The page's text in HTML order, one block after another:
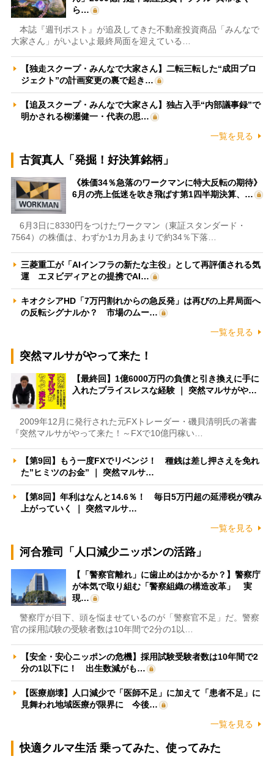
ら…
本誌『週刊ポスト』が追及してきた不動産投資商品「みんなで
大家さん」がいよいよ最終局面を迎えている…
【独走スクープ・みんなで大家さん】二転三転した“成田プロ
ジェクト”の計画変更の裏で起き…
【追及スクープ・みんなで大家さん】独占入手“内部議事録”で
明かされる柳瀬健一・代表の思…
一覧を見る
古賀真人「発掘！好決算銘柄」
《株価34％急落のワークマンに特大反転の期待》
6月の売上低迷を吹き飛ばす第1四半期決算、…
6月3日に8330円をつけたワークマン（東証スタンダード・
7564）の株価は、わずか1カ月あまりで約34％下落…
三菱重工が「AIインフラの新たな主役」として再評価される気
運 エヌビディアとの提携でAI…
キオクシアHD「7万円割れからの急反発」は再びの上昇局面へ
の反転シグナルか？ 市場のムー…
一覧を見る
突然マルサがやって来た！
【最終回】1億6000万円の負債と引き換えに手に
入れたプライスレスな経験 ｜ 突然マルサがや…
2009年12月に発行された元FXトレーダー・磯貝清明氏の著書
『突然マルサがやって来た！～FXで10億円稼い…
【第9回】もう一度FXでリベンジ！ 種銭は差し押さえを免れ
た”ヒミツのお金” ｜ 突然マルサ…
【第8回】年利はなんと14.6％！ 毎日5万円超の延滞税が積み
上がっていく ｜ 突然マルサ…
一覧を見る
河合雅司「人口減少ニッポンの活路」
【「警察官離れ」に歯止めはかかるか？】警察庁
が本気で取り組む「警察組織の構造改革」 実
現…
警察庁が目下、頭を悩ませているのが「警察官不足」だ。警察
官の採用試験の受験者数は10年間で2分の1以…
【安全・安心ニッポンの危機】採用試験受験者数は10年間で2
分の1以下に！ 出生数減がも…
【医療崩壊】人口減少で「医師不足」に加えて「患者不足」に
見舞われ地域医療が限界に 今後…
一覧を見る
快適クルマ生活 乗ってみた、使ってみた